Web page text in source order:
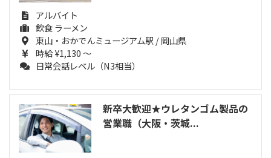
アルバイト
飲食 ラーメン
東山・おかでんミュージアム駅 / 岡山県
時給 ¥1,130 ～
日常会話レベル（N3相当）
新卒大歓迎★ウレタンゴム製品の
営業職（大阪・茨城...